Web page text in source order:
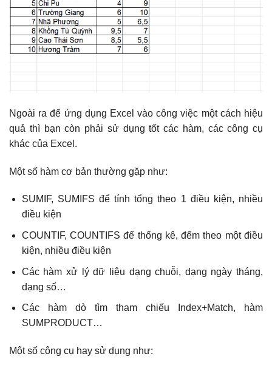
Ngoài ra để ứng dụng Excel vào công việc một cách hiệu
quả thì bạn còn phải sử dụng tốt các hàm, các công cụ
khác của Excel.
Một số hàm cơ bản thường gặp như:
SUMIF, SUMIFS để tính tổng theo 1 điều kiện, nhiều
điều kiện
COUNTIF, COUNTIFS để thống kê, đếm theo một điều
kiện, nhiều điều kiện
Các hàm xử lý dữ liệu dạng chuỗi, dạng ngày tháng,
dạng số…
Các hàm dò tìm tham chiếu Index+Match, hàm
SUMPRODUCT…
Một số công cụ hay sử dụng như: